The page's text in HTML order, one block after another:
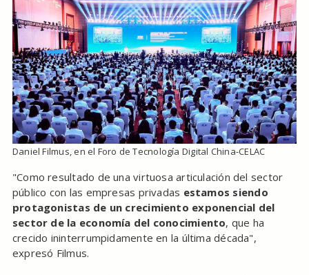
Daniel Filmus, en el Foro de Tecnología Digital China-CELAC
"Como resultado de una virtuosa articulación del sector
público con las empresas privadas estamos siendo
protagonistas de un crecimiento exponencial del
sector de la economía del conocimiento, que ha
crecido ininterrumpidamente en la última década",
expresó Filmus.